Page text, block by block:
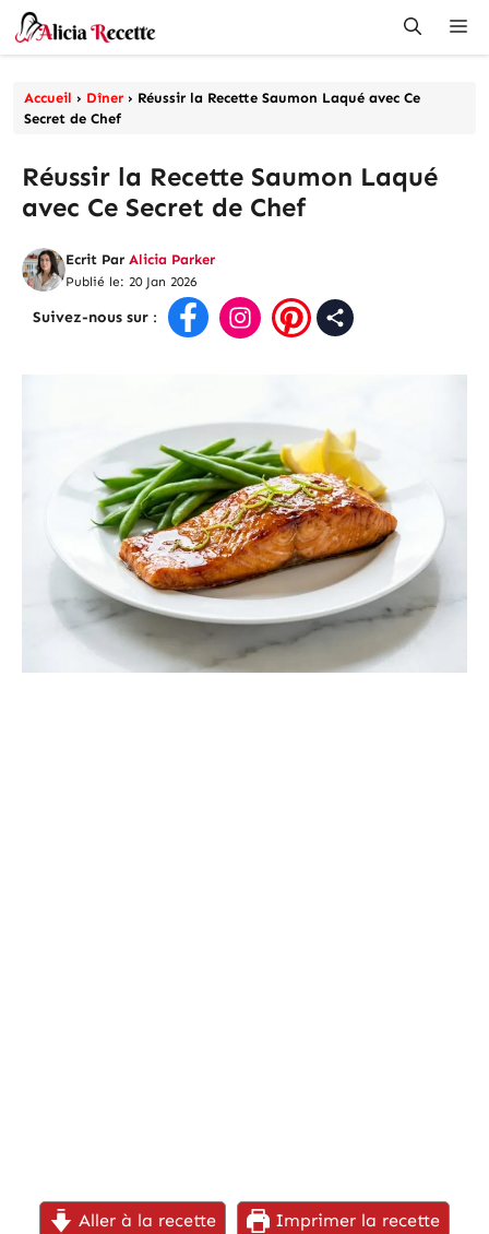
Aller
au
Accueil › Dîner › Réussir la Recette Saumon Laqué avec Ce
Secret de Chef
Réussir la Recette Saumon Laqué
avec Ce Secret de Chef
Ecrit Par Alicia Parker
Publié le: 20 Jan 2026
Suivez-nous sur :
Aller à la recette Imprimer la recette